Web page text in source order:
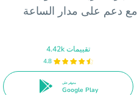
4.42k تقييمات
4.8
متوفر على
Google Play